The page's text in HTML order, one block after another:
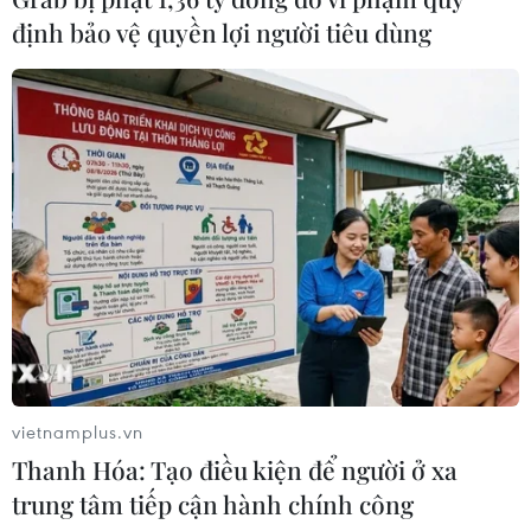
Việt Nam hướng tới làm
chủ 10 công nghệ lõi vào năm 2030
06/08/2026 04:38
Việt Nam và Lào thúc đẩy hợp tác
khoa học
05/08/2026 23:43
Phát triển mô hình AI giải mã “ngôn
ngữ của não bộ”
05/08/2026 23:26
định bảo vệ quyền lợi người tiêu dùng
vietnamplus.vn
Thanh Hóa: Tạo điều kiện để người ở xa
trung tâm tiếp cận hành chính công